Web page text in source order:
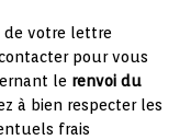
de votre lettre
pour vous
le renvoi du
à bien respecter les
frais